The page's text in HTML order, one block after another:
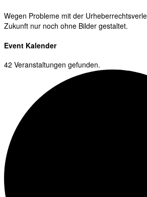
Wegen Probleme mit der
Zukunft nur noch ohne Bilder gestaltet.
Event Kalender
42 Veranstaltungen gefunden.